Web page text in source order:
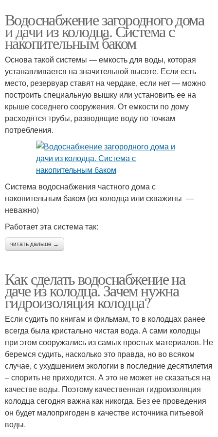
Водоснабжение загородного дома
и дачи из колодца. Система с
накопительным баком
Основа такой системы — емкость для воды, которая
устанавливается на значительной высоте. Если есть
место, резервуар ставят на чердаке, если нет — можно
построить специальную вышку или установить ее на
крыше соседнего сооружения. От емкости по дому
расходятся трубы, разводящие воду по точкам
потребления.
Система водоснабжения частного дома с
накопительным баком (из колодца или скважины —
неважно)
Работает эта система так:
читать дальше →
Как сделать водоснабжение на
даче из колодца. Зачем нужна
гидроизоляция колодца?
Если судить по книгам и фильмам, то в колодцах ранее
всегда была кристально чистая вода. А сами колодцы
при этом сооружались из самых простых материалов. Не
беремся судить, насколько это правда, но во всяком
случае, с ухудшением экологии в последние десятилетия
– спорить не приходится. А это не может не сказаться на
качестве воды. Поэтому качественная гидроизоляция
колодца сегодня важна как никогда. Без ее проведения
он будет малопригоден в качестве источника питьевой
воды.